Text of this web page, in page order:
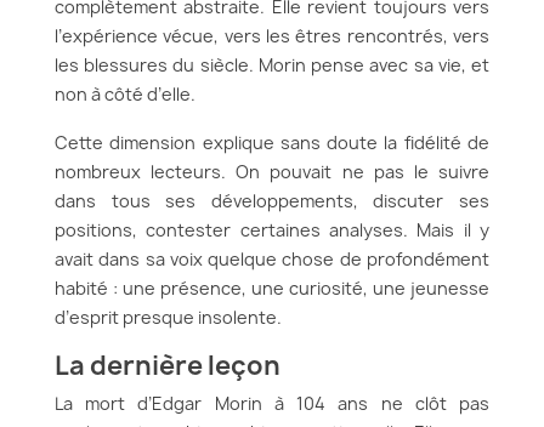
complètement abstraite. Elle revient toujours vers
l’expérience vécue, vers les êtres rencontrés, vers
les blessures du siècle. Morin pense avec sa vie, et
non à côté d’elle.
Cette dimension explique sans doute la fidélité de
nombreux lecteurs. On pouvait ne pas le suivre
dans tous ses développements, discuter ses
positions, contester certaines analyses. Mais il y
avait dans sa voix quelque chose de profondément
habité : une présence, une curiosité, une jeunesse
d’esprit presque insolente.
La dernière leçon
La mort d’Edgar Morin à 104 ans ne clôt pas